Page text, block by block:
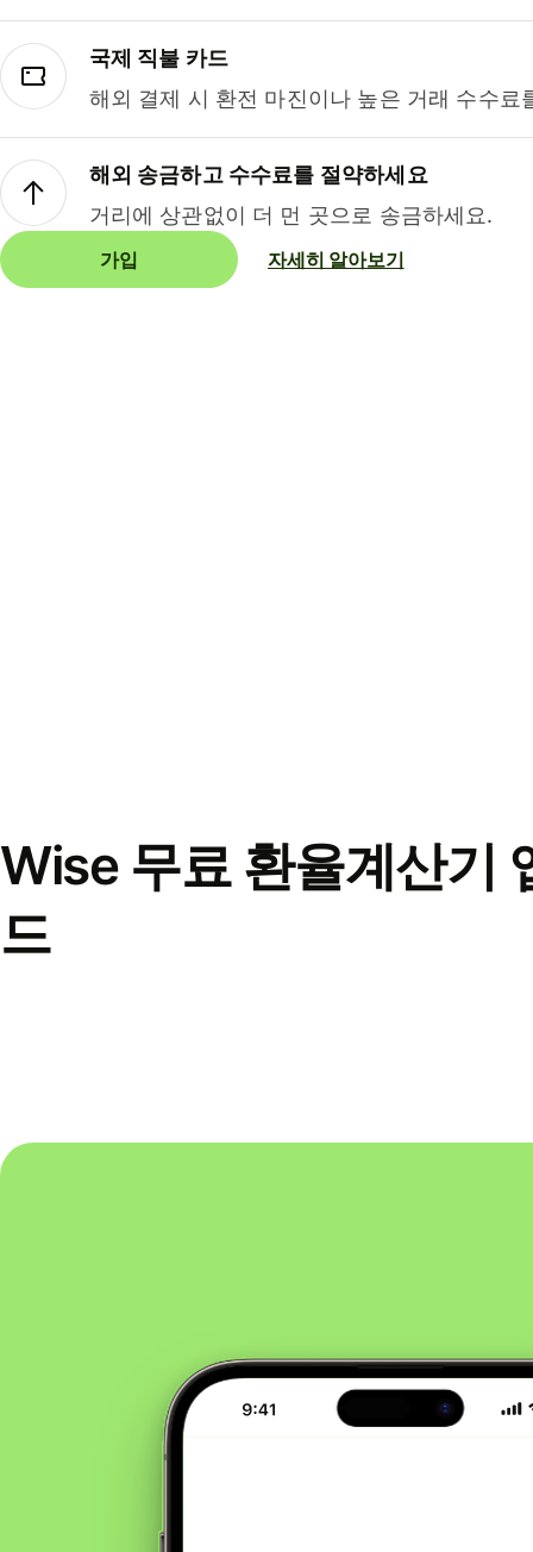
국제 직불 카드
해외 결제 시 환전 마진이나 높은 거래 수수료
해외 송금하고 수수료를 절약하세요
거리에 상관없이 더 먼 곳으로 송금하세요.
가입 자세히 알아보기
Wise 무료 환율계산기
드